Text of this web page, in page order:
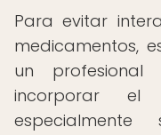
Para evitar
medicamentos,
un
incorporar